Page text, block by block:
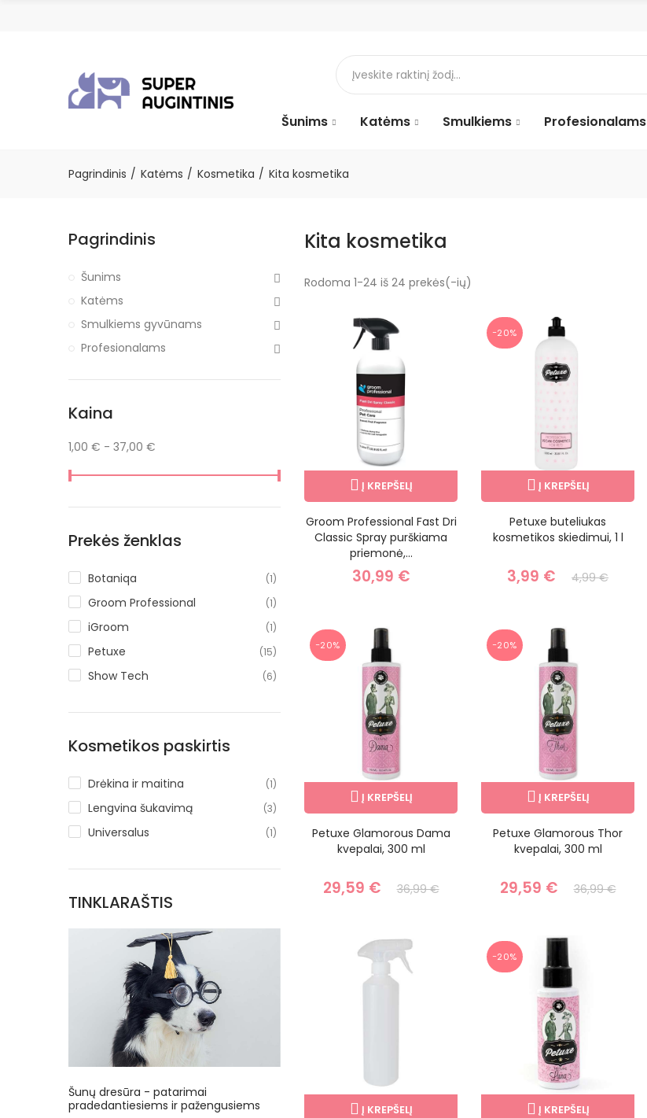
Šunims Katėms Smulkiems Profesionalams
Pagrindinis Katėms Kosmetika Kita kosmetika
Kita kosmetika
Rodoma 1-24 iš 24 prekės(-ių)
Į KREPŠELĮ
Groom Professional Fast Dri
Classic Spray purškiama
priemonė,...
30,99 €
−20%
Į KREPŠELĮ
Petuxe buteliukas
kosmetikos skiedimui, 1 l
3,99 € 4,99 €
−20%
Į KREPŠELĮ
Petuxe Glamorous Dama
kvepalai, 300 ml
29,59 € 36,99 €
−20%
Į KREPŠELĮ
Petuxe Glamorous Thor
kvepalai, 300 ml
29,59 € 36,99 €
Į KREPŠELĮ
−20%
Į KREPŠELĮ
Pagrindinis
Šunims
Katėms
Smulkiems gyvūnams
Profesionalams
Kaina
1,00 € - 37,00 €
Prekės ženklas
Botaniqa (1)
Groom Professional (1)
iGroom (1)
Petuxe (15)
Show Tech (6)
Kosmetikos paskirtis
Drėkina ir maitina (1)
Lengvina šukavimą (3)
Universalus (1)
TINKLARAŠTIS
Šunų dresūra - patarimai
pradedantiesiems ir pažengusiems